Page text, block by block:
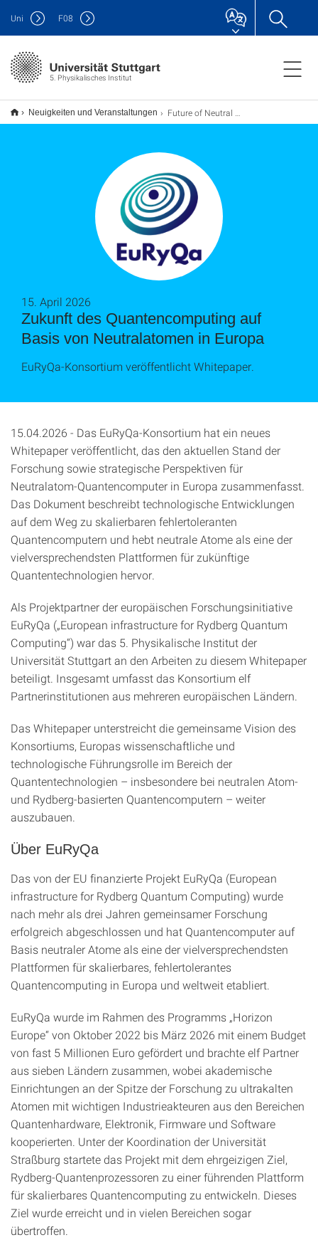
5. Physikalisches Institut
Uni F08
Neuigkeiten und Veranstaltungen Future of Neutral Atom Quantum Computing
Zukunft des Quantencomputing auf
Basis von Neutralatomen in Europa
15. April 2026
EuRyQa-Konsortium veröffentlicht Whitepaper.
15.04.2026 - Das EuRyQa-Konsortium hat ein neues
Whitepaper veröffentlicht, das den aktuellen Stand der
Forschung sowie strategische Perspektiven für
Neutralatom-Quantencomputer in Europa zusammenfasst.
Das Dokument beschreibt technologische Entwicklungen
auf dem Weg zu skalierbaren fehlertoleranten
Quantencomputern und hebt neutrale Atome als eine der
vielversprechendsten Plattformen für zukünftige
Quantentechnologien hervor.
Als Projektpartner der europäischen Forschungsinitiative
EuRyQa („European infrastructure for Rydberg Quantum
Computing“) war das 5. Physikalische Institut der
Universität Stuttgart an den Arbeiten zu diesem Whitepaper
beteiligt. Insgesamt umfasst das Konsortium elf
Partnerinstitutionen aus mehreren europäischen Ländern.
Das Whitepaper unterstreicht die gemeinsame Vision des
Konsortiums, Europas wissenschaftliche und
technologische Führungsrolle im Bereich der
Quantentechnologien – insbesondere bei neutralen Atom-
und Rydberg-basierten Quantencomputern – weiter
auszubauen.
Über EuRyQa
Das von der EU finanzierte Projekt EuRyQa (European
infrastructure for Rydberg Quantum Computing) wurde
nach mehr als drei Jahren gemeinsamer Forschung
erfolgreich abgeschlossen und hat Quantencomputer auf
Basis neutraler Atome als eine der vielversprechendsten
Plattformen für skalierbares, fehlertolerantes
Quantencomputing in Europa und weltweit etabliert.
EuRyQa wurde im Rahmen des Programms „Horizon
Europe“ von Oktober 2022 bis März 2026 mit einem Budget
von fast 5 Millionen Euro gefördert und brachte elf Partner
aus sieben Ländern zusammen, wobei akademische
Einrichtungen an der Spitze der Forschung zu ultrakalten
Atomen mit wichtigen Industrieakteuren aus den Bereichen
Quantenhardware, Elektronik, Firmware und Software
kooperierten. Unter der Koordination der Universität
Straßburg startete das Projekt mit dem ehrgeizigen Ziel,
Rydberg-Quantenprozessoren zu einer führenden Plattform
für skalierbares Quantencomputing zu entwickeln. Dieses
Ziel wurde erreicht und in vielen Bereichen sogar
übertroffen.